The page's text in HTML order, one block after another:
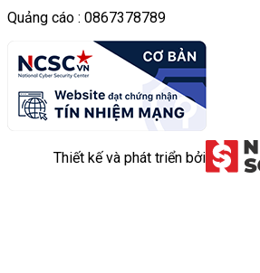
Quảng cáo : 0867378789
Thiết kế và phát triển bởi